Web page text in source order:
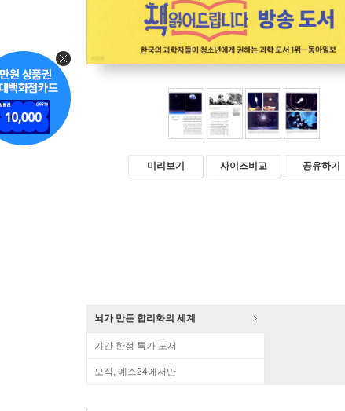
미리보기 사이즈비교 공유하기
뇌가 만든 합리화의 세계
기간 한정 특가 도서
오직, 예스24에서만